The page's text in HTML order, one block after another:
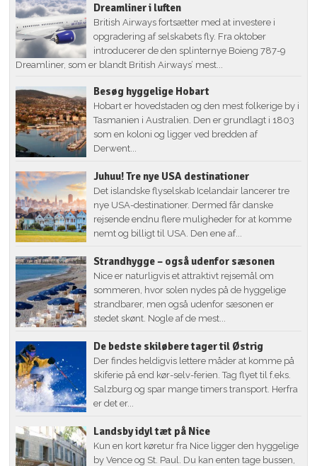
Dreamliner i luften
British Airways fortsætter med at investere i
opgradering af selskabets fly. Fra oktober
introducerer de den splinternye Boieng 787-9
Dreamliner, som er blandt British Airways’ mest...
Besøg hyggelige Hobart
Hobart er hovedstaden og den mest folkerige by i
Tasmanien i Australien. Den er grundlagt i 1803
som en koloni og ligger ved bredden af
Derwent...
Juhuu! Tre nye USA destinationer
Det islandske flyselskab Icelandair lancerer tre
nye USA-destinationer. Dermed får danske
rejsende endnu flere muligheder for at komme
nemt og billigt til USA. Den ene af...
Strandhygge – også udenfor sæsonen
Nice er naturligvis et attraktivt rejsemål om
sommeren, hvor solen nydes på de hyggelige
strandbarer, men også udenfor sæsonen er
stedet skønt. Nogle af de mest...
De bedste skiløbere tager til Østrig
Der findes heldigvis lettere måder at komme på
skiferie på end kør-selv-ferien. Tag flyet til f.eks.
Salzburg og spar mange timers transport. Herfra
er det er...
Landsby idyl tæt på Nice
Kun en kort køretur fra Nice ligger den hyggelige
by Vence og St. Paul. Du kan enten tage bussen,